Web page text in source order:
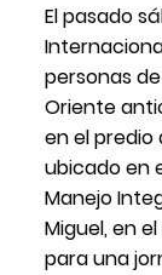
El pasado
personas
Oriente
en el predio
ubicado en
Manejo
Miguel, en
para una